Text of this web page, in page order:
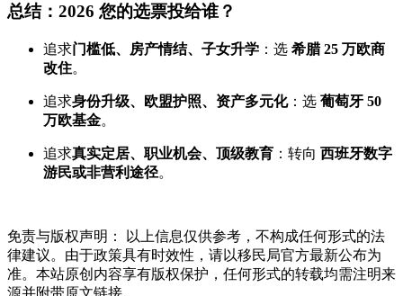
总结：2026 您的选票投给谁？
追求门槛低、房产情结、子女升学 ：选 希腊 25 万欧商
改住。
追求身份升级、欧盟护照、资产多元化：选 葡萄牙 50
万欧基金。
追求真实定居、职业机会、顶级教育 ：转向 西班牙数字
游民或非营利途径。
免责与版权声明： 以上信息仅供参考，不构成任何形式的法
律建议。由于政策具有时效性，请以移民局官方最新公布为
准。本站原创内容享有版权保护，任何形式的转载均需注明来
源并附带原文链接。